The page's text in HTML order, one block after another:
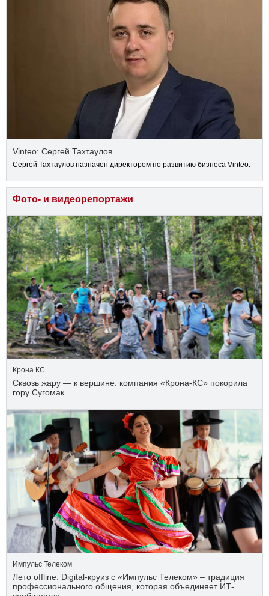
Vinteo: Сергей Тахтаулов
Сергей Тахтаулов назначен директором по развитию бизнеса Vinteo.
Фото- и видеорепортажи
Крона КС
Сквозь жару — к вершине: компания «Крона‑КС» покорила
гору Сугомак
Импульс Телеком
Лето offline: Digital-круиз с «Импульс Телеком» – традиция
профессионального общения, которая объединяет ИТ-